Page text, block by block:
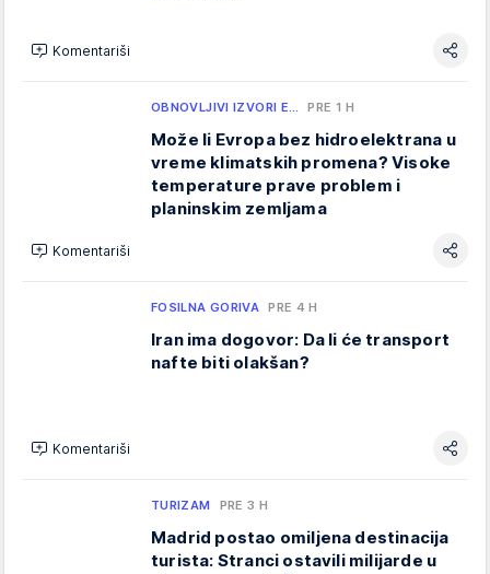
Komentariši
OBNOVLJIVI IZVORI E… PRE 1 H
Može li Evropa bez hidroelektrana u
vreme klimatskih promena? Visoke
temperature prave problem i
planinskim zemljama
Komentariši
FOSILNA GORIVA PRE 4 H
Iran ima dogovor: Da li će transport
nafte biti olakšan?
Komentariši
TURIZAM PRE 3 H
Madrid postao omiljena destinacija
turista: Stranci ostavili milijarde u